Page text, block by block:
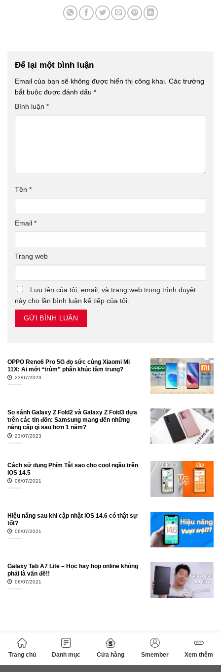
Trang chủ Danh mục Cửa hàng Smember Xem thêm
Để lại một bình luận
Email của bạn sẽ không được hiển thị công khai. Các trường
bắt buộc được đánh dấu *
Bình luận *
Tên *
Email *
Trang web
Lưu tên của tôi, email, và trang web trong trình duyệt
này cho lần bình luận kế tiếp của tôi.
OPPO Reno6 Pro 5G đọ sức cùng Xiaomi Mi
11X: Ai mới “trùm” phân khúc tầm trung?
23/07/2023
So sánh Galaxy Z Fold2 và Galaxy Z Fold3 dựa
trên các tin đồn: Samsung mang đến những
nâng cấp gì sau hơn 1 năm?
23/07/2023
Cách sử dụng Phím Tắt sao cho cool ngầu trên
iOS 14.5
06/07/2021
Hiệu năng sau khi cập nhật iOS 14.6 có thật sự
tốt?
06/07/2021
Galaxy Tab A7 Lite – Học hay họp online không
phải là vấn đề!!
06/07/2021